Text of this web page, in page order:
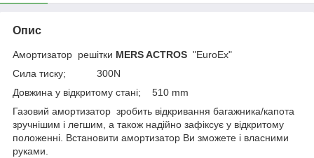
Опис
Амортизатор решітки MERS ACTROS "EuroEx"
Сила тиску; 300N
Довжина у відкритому стані; 510 mm
Газовий амортизатор зробить відкривання багажника/капота
зручнішим і легшим, а також надійно зафіксує у відкритому
положенні. Встановити амортизатор Ви зможете і власними
руками.